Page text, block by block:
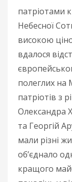
патріотами
Небесної
високою
вдалося
полеглих на
патріотів з
Олександра
та Георгій
мали різні
об’єднало
кращого